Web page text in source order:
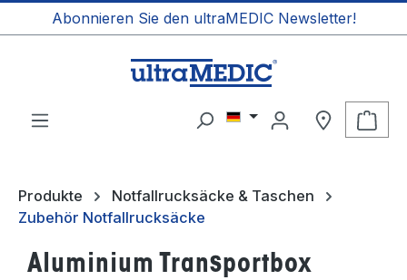
springen
Abonnieren Sie den ultraMEDIC Newsletter!
Produkte
Notfallrucksäcke & Taschen
Zubehör Notfallrucksäcke
Aluminium Transportbox